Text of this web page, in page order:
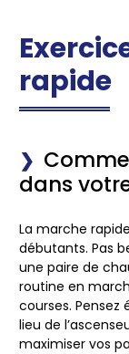
rapide
dans
La marche rapide
débutants. Pas
une paire de
routine en
courses.
lieu de
maximiser vos